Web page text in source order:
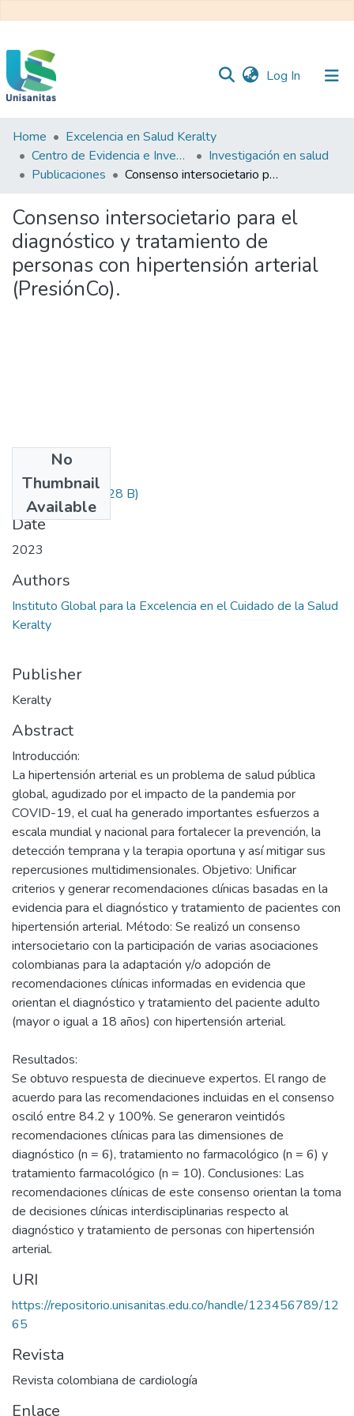
Log In (current)
Inicio
Web
Unisanitas
Web
Home
Excelencia en Salud Keralty
Centro de Evidencia e Investigación para las Decisiones en Salud – CEIDS
Investigación en salud
Publicaciones
Consenso intersocietario para el diagnóstico y tratamiento de personas con hipertensión arterial (PresiónCo).
Consenso intersocietario para el
diagnóstico y tratamiento de
personas con hipertensión arterial
(PresiónCo).
No
Thumbnail
Available
Informacion.txt(228 B)
Date
2023
Authors
Instituto Global para la Excelencia en el Cuidado de la Salud
Keralty
Publisher
Keralty
Abstract
Introducción:
La hipertensión arterial es un problema de salud pública
global, agudizado por el impacto de la pandemia por
COVID-19, el cual ha generado importantes esfuerzos a
escala mundial y nacional para fortalecer la prevención, la
detección temprana y la terapia oportuna y así mitigar sus
repercusiones multidimensionales. Objetivo: Unificar
criterios y generar recomendaciones clínicas basadas en la
evidencia para el diagnóstico y tratamiento de pacientes con
hipertensión arterial. Método: Se realizó un consenso
intersocietario con la participación de varias asociaciones
colombianas para la adaptación y/o adopción de
recomendaciones clínicas informadas en evidencia que
orientan el diagnóstico y tratamiento del paciente adulto
(mayor o igual a 18 años) con hipertensión arterial.
Resultados:
Se obtuvo respuesta de diecinueve expertos. El rango de
acuerdo para las recomendaciones incluidas en el consenso
osciló entre 84.2 y 100%. Se generaron veintidós
recomendaciones clínicas para las dimensiones de
diagnóstico (n = 6), tratamiento no farmacológico (n = 6) y
tratamiento farmacológico (n = 10). Conclusiones: Las
recomendaciones clínicas de este consenso orientan la toma
de decisiones clínicas interdisciplinarias respecto al
diagnóstico y tratamiento de personas con hipertensión
arterial.
URI
https://repositorio.unisanitas.edu.co/handle/123456789/12
65
Revista
Revista colombiana de cardiología
Enlace